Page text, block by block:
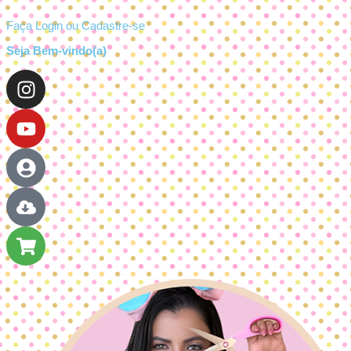
Faça Login ou Cadastre-se
Seja Bem-vindo(a)